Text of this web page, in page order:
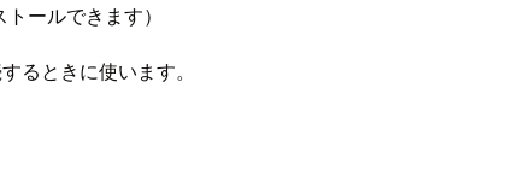
ールできます）
るときに使います。